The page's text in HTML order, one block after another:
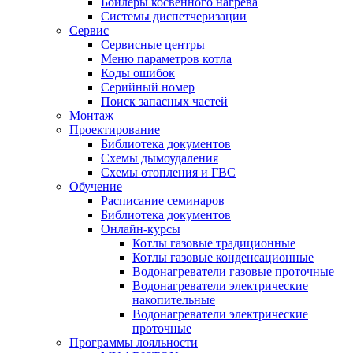
Системы диспетчеризации
Сервис
Сервисные центры
Меню параметров котла
Коды ошибок
Серийный номер
Поиск запасных частей
Монтаж
Проектирование
Библиотека документов
Схемы дымоудаления
Схемы отопления и ГВС
Обучение
Расписание семинаров
Библиотека документов
Онлайн-курсы
Котлы газовые традиционные
Котлы газовые конденсационные
Водонагреватели газовые проточные
Водонагреватели электрические
накопительные
Водонагреватели электрические
проточные
Программы лояльности